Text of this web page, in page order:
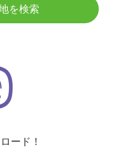
を検索
ード！